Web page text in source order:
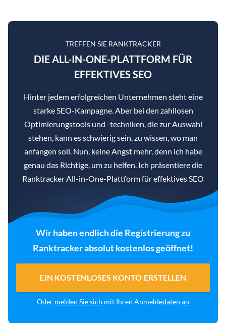
TREFFEN SIE RANKTRACKER
DIE ALL-IN-ONE-PLATTFORM FÜR
EFFEKTIVES SEO
Hinter jedem erfolgreichen Unternehmen steht eine
starke SEO-Kampagne. Aber bei den zahllosen
Optimierungstools und -techniken, die zur Auswahl
stehen, kann es schwierig sein, zu wissen, wo man
anfangen soll. Nun, keine Angst mehr, denn ich habe
genau das Richtige, um zu helfen. Ich präsentiere die
Ranktracker All-in-One-Plattform für effektives SEO
Wir haben endlich die Registrierung zu
Ranktracker absolut kostenlos geöffnet!
EIN KOSTENLOSES KONTO ERSTELLEN
Oder melden Sie sich mit Ihren Anmeldedaten an